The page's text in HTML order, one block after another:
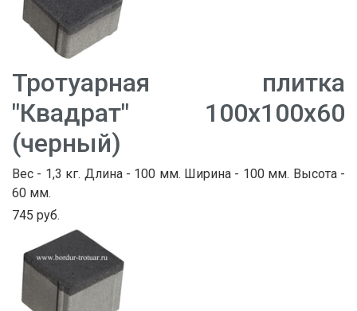
Тротуарная плитка
"Квадрат" 100х100х60
(черный)
Вес - 1,3 кг. Длина - 100 мм. Ширина - 100 мм. Высота -
60 мм.
745 руб.